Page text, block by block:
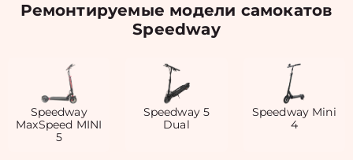
Ремонтируемые модели самокатов
Speedway
Speedway
MaxSpeed MINI
5
Speedway 5
Dual
Speedway Mini
4